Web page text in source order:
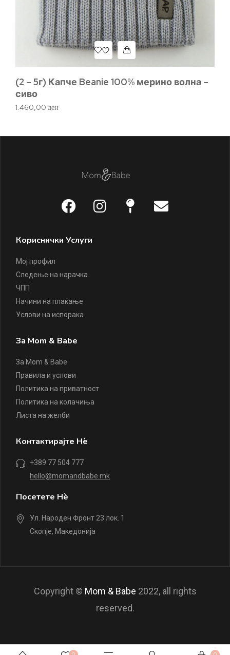
(2 – 5г) Капче Beanie 100% мерино волна –
сиво
1.460,00 ден
Кориснички Услуги
Мој профил
Следење на нарачка
ЧПП
Начини на плаќање
Услови на испорака
За Mom & Babe
За Mom & Babe
Правила и услови
Политика на приватност
Политика на колачиња
Листа на желби
Контактирајте Нè
+389 77 504 777
hello@momandbabe.mk
Посетете Нè
Ул. Народен Фронт 23 лок. 1
Скопје, Македонија
Copyright © Mom & Babe 2022, all rights
reserved.